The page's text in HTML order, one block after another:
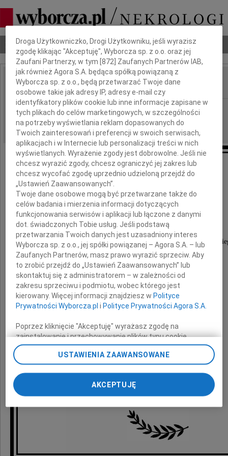
Nekrologi Odeszli Poradnik pogrzebowy
IMIĘ I NAZWISKO:
REGION: cała Polska
DATA EMISJI: 13.11.2010
Pani
Joannie Wnuk-Nazarowej
Dyrektorowi Narodowej Orkiestry Symfonicznej
wyrazy najgłębszego współczucia
z powodu śmierci
Matki
składają
Programu 2 Polskiego Radia
Dbamy o Twoją prywatność
Droga Użytkowniczko, Drogi Użytkowniku, jeśli wyrazisz
zgodę klikając "Akceptuję", Wyborcza sp. z o.o. oraz jej
Zaufani Partnerzy, w tym [872] Zaufanych Partnerów IAB,
jak również Agora S.A. będąca spółką powiązaną z
Wyborcza sp. z o.o., będą przetwarzać Twoje dane
osobowe takie jak adresy IP, adresy e-mail czy
identyfikatory plików cookie lub inne informacje zapisane w
tych plikach do celów marketingowych, w szczególności
na potrzeby wyświetlania reklam dopasowanych do
Twoich zainteresowań i preferencji w swoich serwisach,
aplikacjach i w Internecie lub personalizacji treści w nich
wyświetlanych. Wyrażenie zgody jest dobrowolne. Jeśli nie
chcesz wyrazić zgody, chcesz ograniczyć jej zakres lub
chcesz wycofać zgodę uprzednio udzieloną przejdź do
„Ustawień Zaawansowanych”.
Twoje dane osobowe mogą być przetwarzane także do
celów badania i mierzenia informacji dotyczących
funkcjonowania serwisów i aplikacji lub łączone z danymi
dot. świadczonych Tobie usług. Jeśli podstawą
przetwarzania Twoich danych jest uzasadniony interes
Wyborcza sp. z o.o., jej spółki powiązanej – Agora S.A. – lub
Zaufanych Partnerów, masz prawo wyrazić sprzeciw. Aby
to zrobić przejdź do „Ustawień Zaawansowanych” lub
skontaktuj się z administratorem – w zależności od
zakresu sprzeciwu i podmiotu, wobec którego jest
kierowany. Więcej informacji znajdziesz wPolityce
Prywatności Wyborcza.pl iPolityce Prywatności Agora S.A.
Poprzez kliknięcie "Akceptuję" wyrażasz zgodę na
zainstalowanie i przechowywanie plików typu cookie
Wyborczej sp. z o. o. jej Zaufanych Partnerów i Agora S.A.
na Twoim urządzeniu końcowym. Możesz też w każdej
chwili zmienić swoje preferencje dot. plików cookie,
ponownie wywołując narzędzie do zarządzania Twoimi
preferencjami dot. przetwarzania danych poprzez
odnośnik „Ustawienia prywatności” w stopce serwisu i
przechodząc do sekcji „Ustawienia zaawansowane”.
Zmiana ustawień plików cookie możliwa jest także za
USTAWIENIA ZAAWANSOWANE
AKCEPTUJĘ